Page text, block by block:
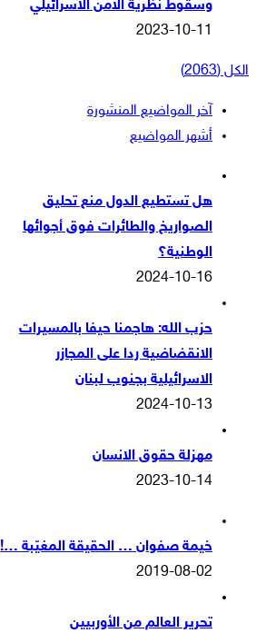
وسقوط نظرية الأمن الاسرائيلي
2023-10-11
الكل (2063)
آخر المواضيع المنشورة
أشهر المواضيع
هل تستطيع الدول منع تحليق
الصواريخ والطائرات فوق أجوائها
الوطنية؟
2024-10-16
حزب الله: هاجمنا حيفا بالمسيرات
الانقضاضية ردا على المجازر
الاسرائيلية بجنوب لبنان
2024-10-13
مهزلة حقوق الانسان
2023-10-14
خيمة صفوان … الحقيقة المغيّبة …!
2019-08-02
تحرير العالم من الأوربيين